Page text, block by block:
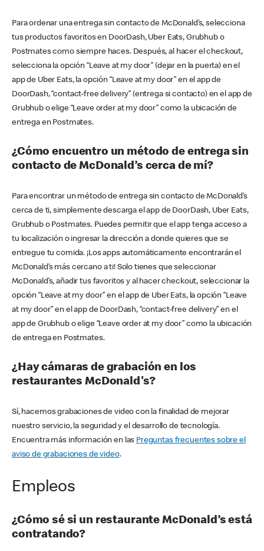
Para ordenar una entrega sin contacto de McDonald’s, selecciona
tus productos favoritos en DoorDash, Uber Eats, Grubhub o
Postmates como siempre haces. Después, al hacer el checkout,
selecciona la opción “Leave at my door” (dejar en la puerta) en el
app de Uber Eats, la opción “Leave at my door” en el app de
DoorDash, “contact-free delivery” (entrega si contacto) en el app de
Grubhub o elige “Leave order at my door” como la ubicación de
entrega en Postmates.
¿Cómo encuentro un método de entrega sin
contacto de McDonald’s cerca de mí?
Para encontrar un método de entrega sin contacto de McDonald’s
cerca de ti, simplemente descarga el app de DoorDash, Uber Eats,
Grubhub o Postmates. Puedes permitir que el app tenga acceso a
tu localización o ingresar la dirección a donde quieres que se
entregue tu comida. ¡Los apps automáticamente encontrarán el
McDonald’s más cercano a ti! Solo tienes que seleccionar
McDonald’s, añadir tus favoritos y al hacer checkout, seleccionar la
opción “Leave at my door” en el app de Uber Eats, la opción “Leave
at my door” en el app de DoorDash, “contact-free delivery” en el
app de Grubhub o elige “Leave order at my door” como la ubicación
de entrega en Postmates.
¿Hay cámaras de grabación en los
restaurantes McDonald's?
Sí, hacemos grabaciones de video con la finalidad de mejorar
nuestro servicio, la seguridad y el desarrollo de tecnología.
Encuentra más información en las Preguntas frecuentes sobre el
aviso de grabaciones de video.
Empleos
¿Cómo sé si un restaurante McDonald’s está
contratando?